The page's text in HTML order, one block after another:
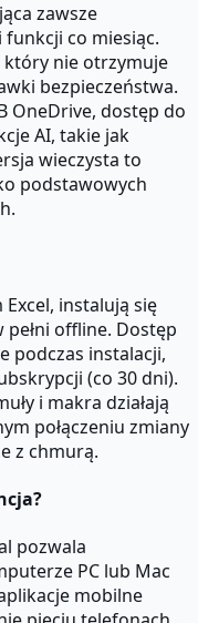
zawsze
co miesiąc.
który nie otrzymuje
bezpieczeństwa.
OneDrive, dostęp do
AI, takie jak
wieczysta to
podstawowych
instalują się
pełni offline. Dostęp
podczas instalacji,
(co 30 dni).
i makra działają
połączeniu zmiany
z chmurą.
pozwala
PC lub Mac
mobilne